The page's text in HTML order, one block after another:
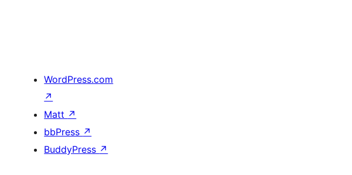
WordPress.com
↗
Matt ↗
bbPress ↗
BuddyPress ↗